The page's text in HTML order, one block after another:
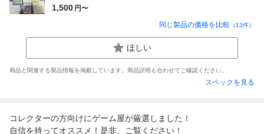
1,500 円〜
同じ製品の価格を比較 （13件）
ほしい
商品と関連する製品情報を掲載しています。商品説明も合わせてご確認ください。
スペックを見る
コレクターの方向けにゲーム屋が厳選しました！
自信を持ってオススメ！是非、ご覧ください！